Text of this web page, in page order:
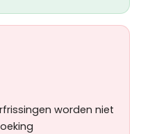
worden niet